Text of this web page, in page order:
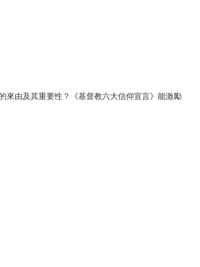
來由及其重要性？《基督教六大信仰宣言》能激勵